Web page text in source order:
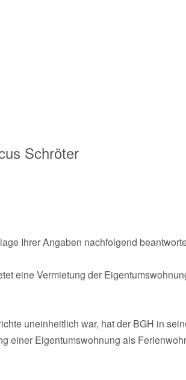
Schröter
Ihrer Angaben nachfolgend
eine Vermietung der
uneinheitlich war, hat der BGH in
einer Eigentumswohnung als